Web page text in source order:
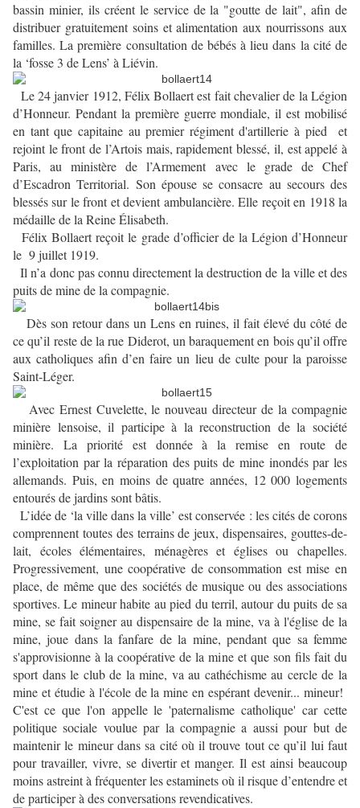
bassin minier, ils créent le service de la "goutte de lait", afin de
distribuer gratuitement soins et alimentation aux nourrissons aux
familles. La première consultation de bébés à lieu dans la cité de
la ‘fosse 3 de Lens’ à Liévin.
Le 24 janvier 1912, Félix Bollaert est fait chevalier de la Légion
d’Honneur. Pendant la première guerre mondiale, il est mobilisé
en tant que capitaine au premier régiment d'artillerie à pied et
rejoint le front de l’Artois mais, rapidement blessé, il, est appelé à
Paris, au ministère de l’Armement avec le grade de Chef
d’Escadron Territorial. Son épouse se consacre au secours des
blessés sur le front et devient ambulancière. Elle reçoit en 1918 la
médaille de la Reine Élisabeth.
Félix Bollaert reçoit le grade d’officier de la Légion d’Honneur
le 9 juillet 1919.
Il n’a donc pas connu directement la destruction de la ville et des
puits de mine de la compagnie.
Dès son retour dans un Lens en ruines, il fait élevé du côté de
ce qu’il reste de la rue Diderot, un baraquement en bois qu’il offre
aux catholiques afin d’en faire un lieu de culte pour la paroisse
Saint-Léger.
Avec Ernest Cuvelette, le nouveau directeur de la compagnie
minière lensoise, il participe à la reconstruction de la société
minière. La priorité est donnée à la remise en route de
l’exploitation par la réparation des puits de mine inondés par les
allemands. Puis, en moins de quatre années, 12 000 logements
entourés de jardins sont bâtis.
L’idée de ‘la ville dans la ville’ est conservée : les cités de corons
comprennent toutes des terrains de jeux, dispensaires, gouttes-de-
lait, écoles élémentaires, ménagères et églises ou chapelles.
Progressivement, une coopérative de consommation est mise en
place, de même que des sociétés de musique ou des associations
sportives. Le mineur habite au pied du terril, autour du puits de sa
mine, se fait soigner au dispensaire de la mine, va à l'église de la
mine, joue dans la fanfare de la mine, pendant que sa femme
s'approvisionne à la coopérative de la mine et que son fils fait du
sport dans le club de la mine, va au cathéchisme au cercle de la
mine et étudie à l'école de la mine en espérant devenir... mineur!
C'est ce que l'on appelle le 'paternalisme catholique' car cette
politique sociale voulue par la compagnie a aussi pour but de
maintenir le mineur dans sa cité où il trouve tout ce qu’il lui faut
pour travailler, vivre, se divertir et manger. Il est ainsi beaucoup
moins astreint à fréquenter les estaminets où il risque d’entendre et
de participer à des conversations revendicatives.